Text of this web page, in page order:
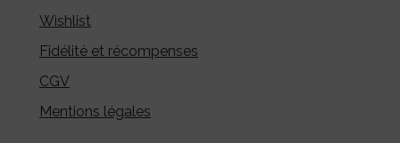
Wishlist
Fidélité et récompenses
CGV
Mentions légales